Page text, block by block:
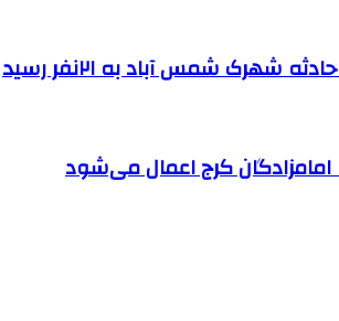
شمس آباد به ۲۱نفر رسید
کرج اعمال می‌شود